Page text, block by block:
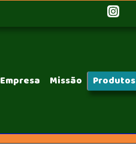
Empresa Missão Produtos